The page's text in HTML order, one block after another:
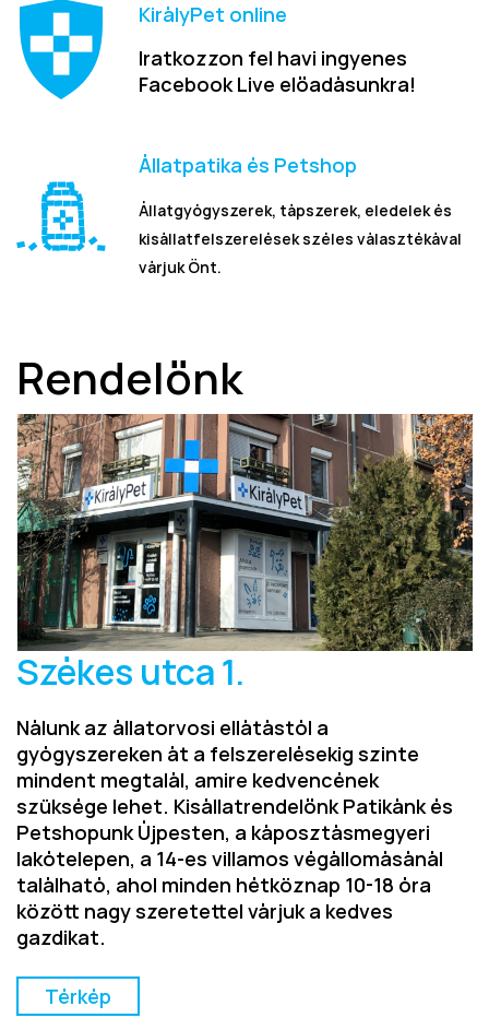
KirályPet online
Iratkozzon fel havi ingyenes
Facebook Live előadásunkra!
Állatpatika és Petshop
Állatgyógyszerek, tápszerek, eledelek és
kisállatfelszerelések széles választékával
várjuk Önt.
Rendelőnk
Székes utca 1.
Nálunk az állatorvosi ellátástól a
gyógyszereken át a felszerelésekig szinte
mindent megtalál, amire kedvencének
szüksége lehet. Kisállatrendelőnk Patikánk és
Petshopunk Újpesten, a káposztásmegyeri
lakótelepen, a 14-es villamos végállomásánál
található, ahol minden hétköznap 10-18 óra
között nagy szeretettel várjuk a kedves
gazdikat.
Térkép